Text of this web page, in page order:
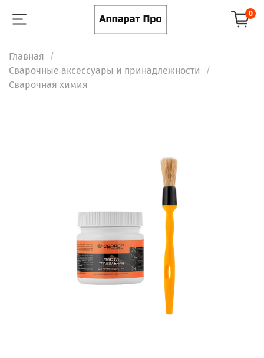
0
Главная
Сварочные аксессуары и принадлежности
Сварочная химия